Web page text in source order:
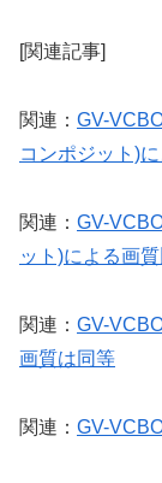
[関連記事]
関連： GV-
コンポジット)
関連： GV-
ット)による画
関連： GV-
画質は同等
関連： GV-